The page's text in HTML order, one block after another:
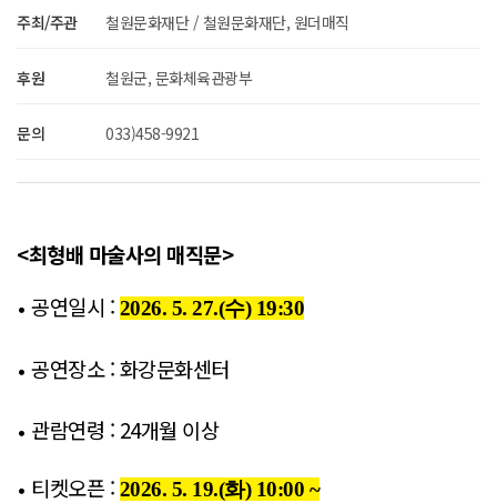
주최/주관 철원문화재단 / 철원문화재단, 원더매직
후원 철원군, 문화체육관광부
문의 033)458-9921
<최형배 마술사의 매직문>
• 공연일시 : 2026. 5. 27.(수) 19:30
• 공연장소 : 화강문화센터
• 관람연령 : 24개월 이상
• 티켓오픈 : 2026. 5. 19.(화) 10:00 ~